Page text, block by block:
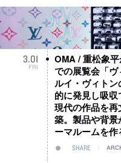
3.01
FRI
OMA / 重松象
での展覧会「ヴ
ルイ・ヴィト
的に発見し吸
現代の作品を
築。製品や背
ーマルームを作
SHARE